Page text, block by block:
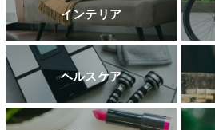
インテリア
ヘルスケア